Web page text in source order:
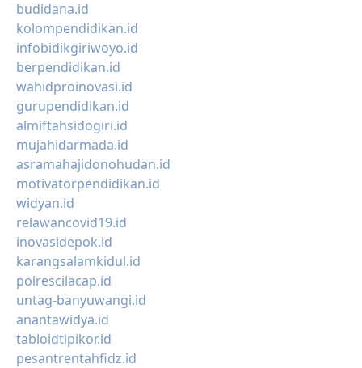
budidana.id
kolompendidikan.id
infobidikgiriwoyo.id
berpendidikan.id
wahidproinovasi.id
gurupendidikan.id
almiftahsidogiri.id
mujahidarmada.id
asramahajidonohudan.id
motivatorpendidikan.id
widyan.id
relawancovid19.id
inovasidepok.id
karangsalamkidul.id
polrescilacap.id
untag-banyuwangi.id
anantawidya.id
tabloidtipikor.id
pesantrentahfidz.id